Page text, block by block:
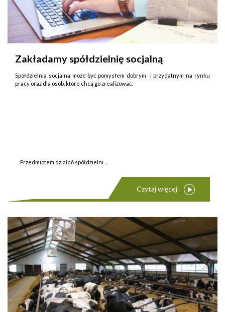
Zakładamy spółdzielnię socjalną
Spółdzielnia socjalna może być pomysłem dobrym i przydatnym na rynku
pracy oraz dla osób, które chcą go zrealizować.
Przedmiotem działań spółdzielni ...
Czytaj więcej